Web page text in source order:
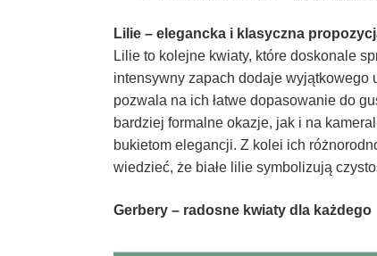
Lilie – elegancka i klasyczna
Lilie to kolejne kwiaty, które doskonale
intensywny zapach dodaje wyjątkowego
pozwala na ich łatwe dopasowanie do
bardziej formalne okazje, jak i na
bukietom elegancji. Z kolei ich
wiedzieć, że białe lilie symbolizują
Gerbery – radosne kwiaty dla każdego